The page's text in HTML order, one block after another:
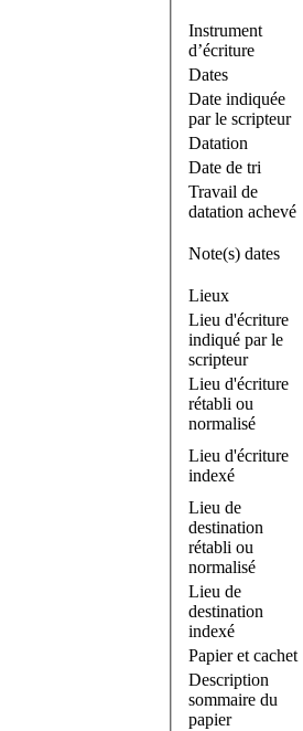
Instrument
d’écriture
Dates
Date indiquée
par le scripteur
Datation
Date de tri
Travail de
datation achevé
Note(s) dates
Lieux
Lieu d'écriture
indiqué par le
scripteur
Lieu d'écriture
rétabli ou
normalisé
Lieu d'écriture
indexé
Lieu de
destination
rétabli ou
normalisé
Lieu de
destination
indexé
Papier et cachet
Description
sommaire du
papier